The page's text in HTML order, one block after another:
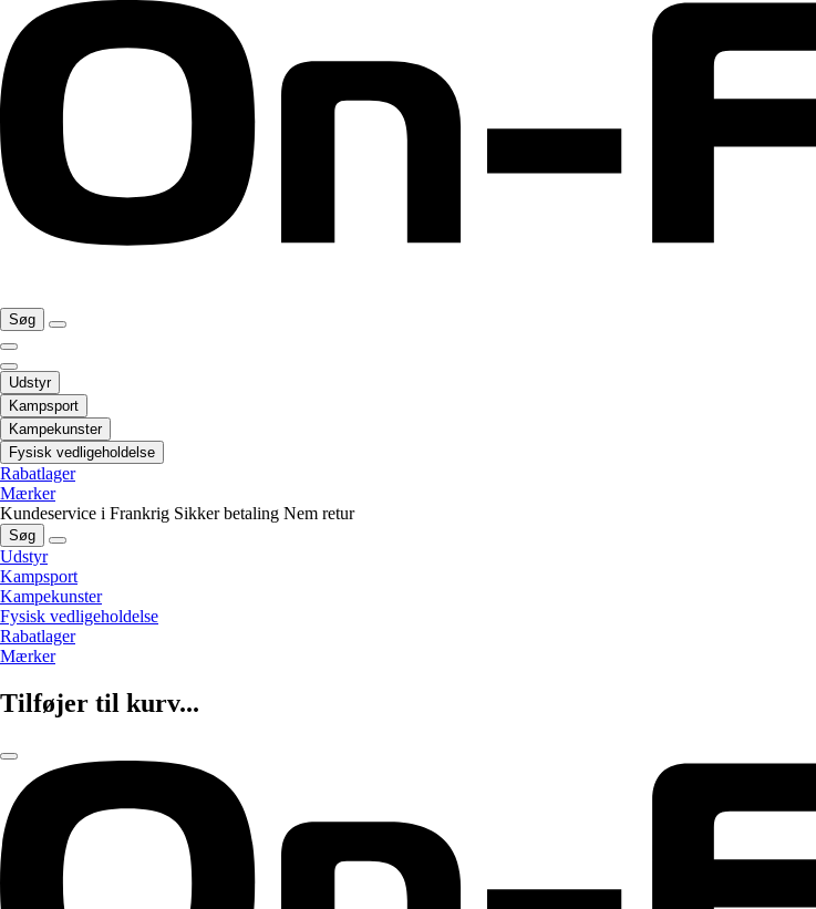
Søg
Udstyr
Kampsport
Kampekunster
Fysisk vedligeholdelse
Rabatlager
Mærker
Kundeservice i Frankrig Sikker betaling Nem retur
Søg
Udstyr
Kampsport
Kampekunster
Fysisk vedligeholdelse
Rabatlager
Mærker
Tilføjer til kurv...